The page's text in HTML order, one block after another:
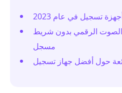
الصوت الرقمي بدون شريط
مسجل